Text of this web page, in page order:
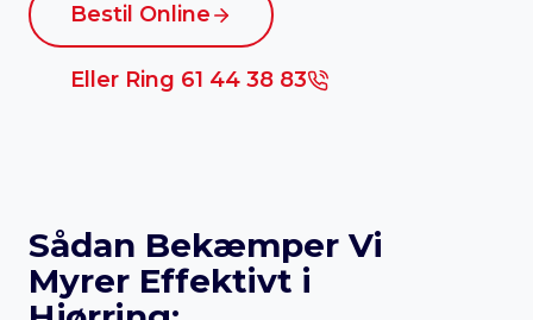
Bestil Online
Eller Ring 61 44 38 83
Sådan Bekæmper Vi
Myrer Effektivt i